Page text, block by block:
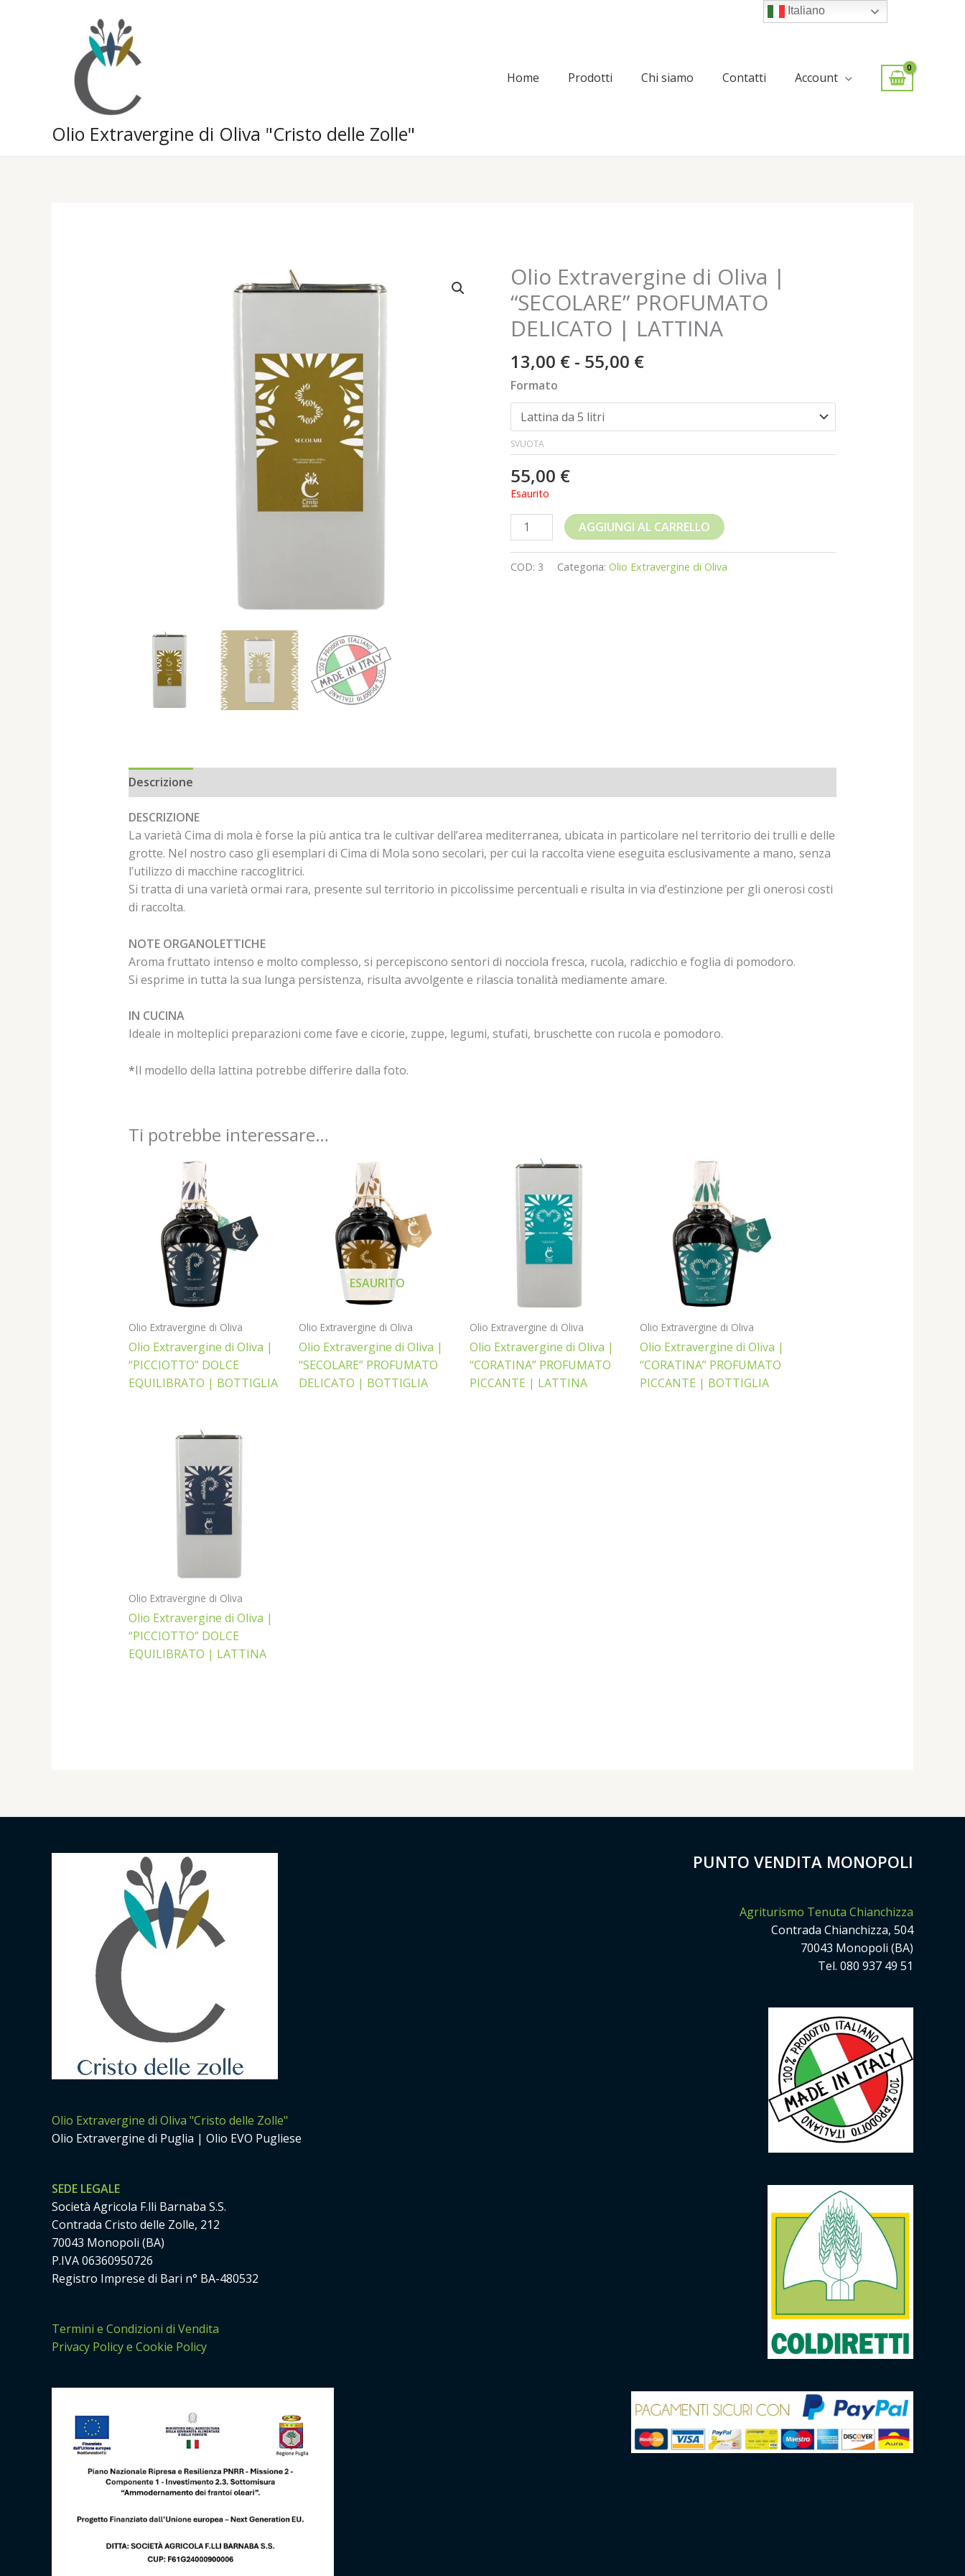
Olio Extravergine di Oliva "Cristo delle Zolle"
Home Prodotti Chi siamo Contatti Account
Olio Extravergine di Oliva |
“SECOLARE” PROFUMATO
DELICATO | LATTINA
13,00 € - 55,00 €
Fascia
di
prezzo:
da
13,00 €
a
Formato
SVUOTA
55,00 €
Esaurito
Olio
Extravergine
di
Oliva
"SECOLARE"
PROFUMATO
LATTINA
quantità
AGGIUNGI AL CARRELLO
COD: 3 Categoria:Olio Extravergine di Oliva
Descrizione
DESCRIZIONE
La varietà Cima di mola è forse la più antica tra le cultivar dell’area mediterranea, ubicata in particolare nel territorio dei trulli e delle
grotte. Nel nostro caso gli esemplari di Cima di Mola sono secolari, per cui la raccolta viene eseguita esclusivamente a mano, senza
l’utilizzo di macchine raccoglitrici.
Si tratta di una varietà ormai rara, presente sul territorio in piccolissime percentuali e risulta in via d’estinzione per gli onerosi costi
di raccolta.
NOTE ORGANOLETTICHE
Aroma fruttato intenso e molto complesso, si percepiscono sentori di nocciola fresca, rucola, radicchio e foglia di pomodoro.
Si esprime in tutta la sua lunga persistenza, risulta avvolgente e rilascia tonalità mediamente amare.
IN CUCINA
Ideale in molteplici preparazioni come fave e cicorie, zuppe, legumi, stufati, bruschette con rucola e pomodoro.
*Il modello della lattina potrebbe differire dalla foto.
Ti potrebbe interessare…
Olio Extravergine di Oliva
Olio Extravergine di Oliva |
“PICCIOTTO” DOLCE
EQUILIBRATO | BOTTIGLIA
ESAURITO
Olio Extravergine di Oliva
Olio Extravergine di Oliva |
“SECOLARE” PROFUMATO
DELICATO | BOTTIGLIA
Olio Extravergine di Oliva
Olio Extravergine di Oliva |
“CORATINA” PROFUMATO
PICCANTE | LATTINA
Olio Extravergine di Oliva
Olio Extravergine di Oliva |
“CORATINA” PROFUMATO
PICCANTE | BOTTIGLIA
Olio Extravergine di Oliva
Olio Extravergine di Oliva |
“PICCIOTTO” DOLCE
EQUILIBRATO | LATTINA
Olio Extravergine di Oliva "Cristo delle Zolle"
Olio Extravergine di Puglia | Olio EVO Pugliese
SEDE LEGALE
Società Agricola F.lli Barnaba S.S.
Contrada Cristo delle Zolle, 212
70043 Monopoli (BA)
P.IVA 06360950726
Registro Imprese di Bari n° BA-480532
Termini e Condizioni di Vendita
Privacy Policy e Cookie Policy
PUNTO VENDITA MONOPOLI
Agriturismo Tenuta Chianchizza
Contrada Chianchizza, 504
70043 Monopoli (BA)
Tel. 080 937 49 51
Italiano